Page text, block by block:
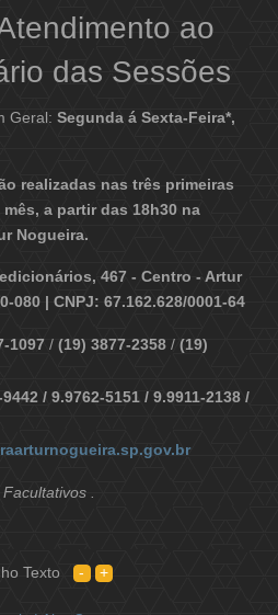
ao
das Sessões
Geral: Segunda á Sexta-Feira*,
realizadas nas três primeiras
a partir das 18h30 na
Nogueira.
467 - Centro - Artur
080 | CNPJ: 67.162.628/0001-64
1097 / (19) 3877-2358 / (19)
/ 9.9762-5151 / 9.9911-2138 /
.
Texto